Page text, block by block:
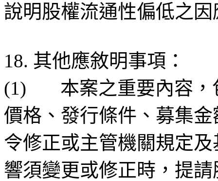
說明股權流通性偏低之
18. 其他應敘明事項：
(1) 本案之重要內容，
價格、發行條件、募集
令修正或主管機關規定
響須變更或修正時，提